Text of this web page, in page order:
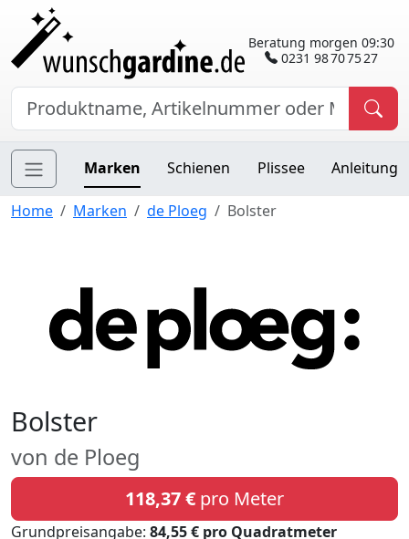
Beratung morgen 09:30
0231 98 70 75 27
Marken Schienen Plissee Anleitung
Home Marken de Ploeg Bolster
Bolster
von de Ploeg
118,37 € pro Meter
Grundpreisangabe: 84,55 € pro Quadratmeter